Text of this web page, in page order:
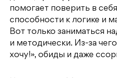
помогает поверить в
способности к логике и
Вот только заниматься
и методически. Из-за
хочу!», обиды и даже